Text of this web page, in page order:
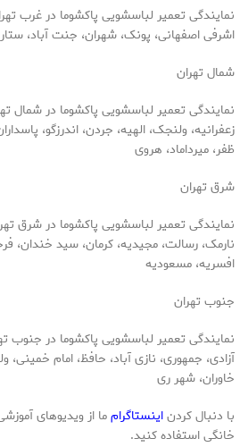
نمایندگی تعمیر لباسشویی پاکشوما در غرب
اشرفی اصفهانی، پونک، شهران، جنت آباد،
شمال تهران
نمایندگی تعمیر لباسشویی پاکشوما در شمال
زعفرانیه، ولنجک، الهیه، جردن، اندرزگو،
ظفر، میرداماد، هروی
شرق تهران
نمایندگی تعمیر لباسشویی پاکشوما در شرق
نارمک، رسالت، مجیدیه، کرمان، سید خندان،
افسریه، مسعودیه
جنوب تهران
نمایندگی تعمیر لباسشویی پاکشوما در جنوب
آزادی، جمهوری، نازی آباد، حافظ، امام خمینی،
خاوران، شهر ری
با دنبال کردناینستاگرامما از ویدیوهای
خانگی استفاده کنید.